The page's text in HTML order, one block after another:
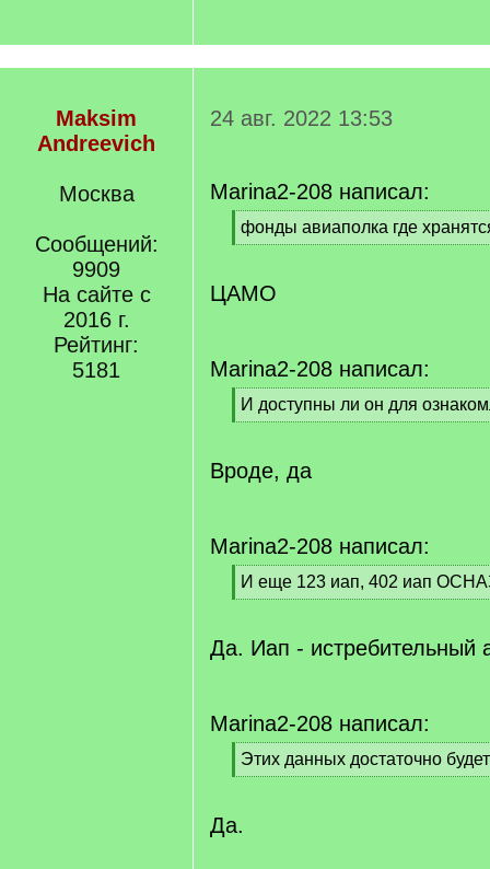
Maksim
Andreevich
Москва
Сообщений:
9909
На сайте с
2016 г.
Рейтинг:
5181
24 авг. 2022 13:53
Marina2-208 написал:
[
q
фонды авиаполка где
[
q
]
ЦАМО
Marina2-208 написал:
[
q
И доступны ли он для
[
q
]
Вроде, да
Marina2-208 написал:
[
q
И еще 123 иап, 402 иап
[
]
Да. Иап - истребительный
Marina2-208 написал:
[
q
Этих данных достаточно
[
]
Да.